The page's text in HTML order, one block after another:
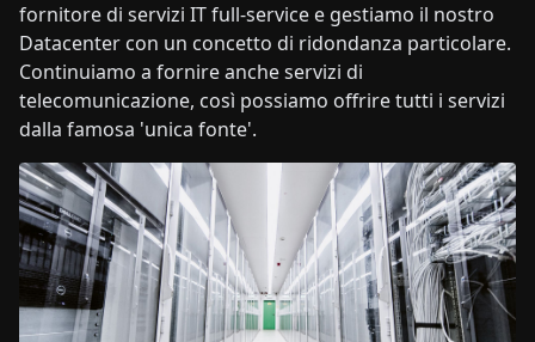
fornitore di servizi IT full-service e gestiamo il nostro
Datacenter con un concetto di ridondanza particolare.
Continuiamo a fornire anche servizi di
telecomunicazione, così possiamo offrire tutti i servizi
dalla famosa 'unica fonte'.